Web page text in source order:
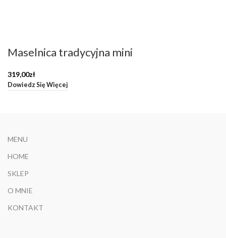
Maselnica tradycyjna mini
319,00zł
Dowiedz Się Więcej
MENU
HOME
SKLEP
O MNIE
KONTAKT